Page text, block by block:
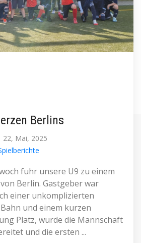
Berlins
22, Mai, 2025
fuhr unsere U9 zu einem
Berlin. Gastgeber war
einer unkomplizierten
und einem kurzen
Platz, wurde die Mannschaft
und die ersten ...